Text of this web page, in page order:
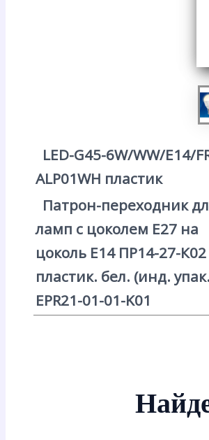
LED-G45-6W/WW/E14/
ALP01WH пластик
Патрон-переходник
ламп с цоколем E27 на
цоколь E14 ПР14-27-К02
пластик. бел. (инд.
EPR21-01-01-K01